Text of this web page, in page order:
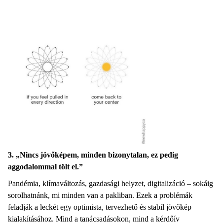
3. „Nincs jövőképem, minden bizonytalan, ez pedig
aggodalommal tölt el.”
Pandémia, klímaváltozás, gazdasági helyzet, digitalizáció – sokáig
sorolhatnánk, mi minden van a pakliban. Ezek a problémák
feladják a leckét egy optimista, tervezhető és stabil jövőkép
kialakításához. Mind a tanácsadásokon, mind a kérdőív